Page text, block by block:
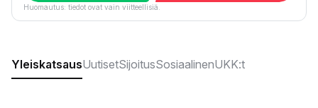
Huomautus: tiedot ovat vain viitteellisiä.
YleiskatsausUutisetSijoitusSosiaalinenUKK:t